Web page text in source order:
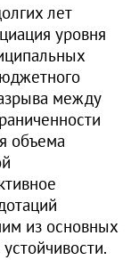
лет
уровня
между
объема
из основных